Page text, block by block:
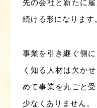
先の会社と新たに
続ける形になります
事業を引き継ぐ側
く知る人材は欠か
めて事業を丸ごと
少なくありません。